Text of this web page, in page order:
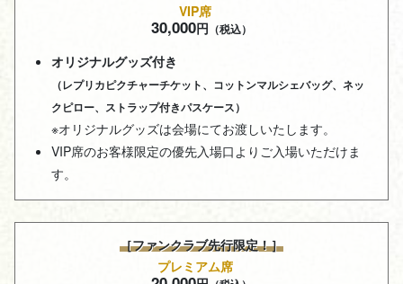
VIP席
30,000円 （税込）
オリジナルグッズ付き
（レプリカピクチャーチケット、コットンマルシェバッグ、ネッ
クピロー、ストラップ付きパスケース）
※オリジナルグッズは会場にてお渡しいたします。
VIP席のお客様限定の優先入場口よりご入場いただけま
す。
［ファンクラブ先行限定！］
プレミアム席